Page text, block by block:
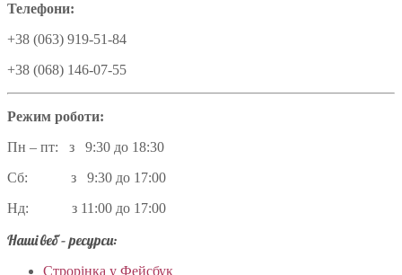
Телефони:
+38 (063) 919-51-84
+38 (068) 146-07-55
Режим роботи:
Пн – пт: з 9:30 до 18:30
Сб: з 9:30 до 17:00
Нд: з 11:00 до 17:00
Наші веб – ресурси:
Строрінка у Фейсбук